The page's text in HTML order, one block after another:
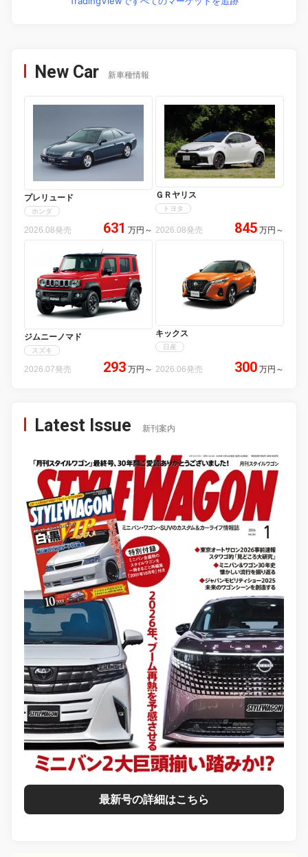
New Car 新車種情報
プレリュード
ホンダ
2026.08発売 631 万円 ～
ＧＲヤリス
トヨタ
2026.08発売 845 万円 ～
ジムニーノマド
スズキ
2026.07発売 293 万円 ～
キックス
日産
2026.06発売 300 万円 ～
Latest Issue 新刊案内
最新号の詳細はこちら